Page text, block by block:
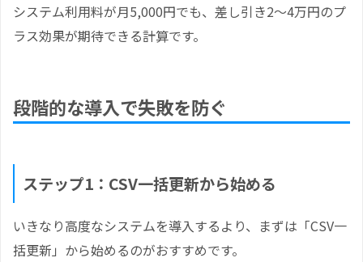
システム利用料が月5,000円でも、差し引き2～4万円のプ
ラス効果が期待できる計算です。
段階的な導入で失敗を防ぐ
ステップ1：CSV一括更新から始める
いきなり高度なシステムを導入するより、まずは「CSV一
括更新」から始めるのがおすすめです。